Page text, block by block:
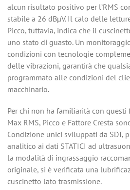
alcun risultato positivo per l’RMS
stabile a 26 dBµV. Il calo delle
Picco, tuttavia, indica che il
uno stato di guasto. Un
condizioni con tecnologie
delle vibrazioni, garantirà che
programmato alle condizioni del
macchinario.
Per chi non ha familiarità con questi
Max RMS, Picco e Fattore Cresta
Condizione unici sviluppati da SDT,
analitico ai dati STATICI ad
la modalità di ingrassaggio
originale, si è verificata una
cuscinetto lato trasmissione.